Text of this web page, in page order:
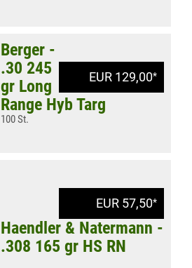
EUR 129,00*
Berger -
.30 245
gr Long
Range Hyb Targ
100 St.
EUR 57,50*
Haendler & Natermann -
.308 165 gr HS RN